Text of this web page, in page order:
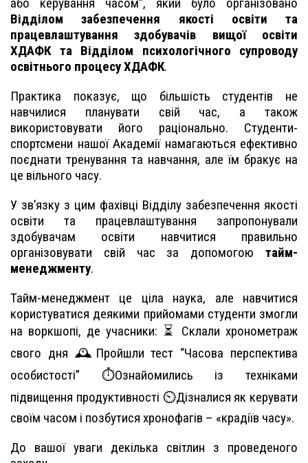
Відділом забезпечення якості освіти та
працевлаштування здобувачів вищої освіти
ХДАФК та Відділом психологічного супроводу
освітнього процесу ХДАФК.
Практика показує, що більшість студентів не
навчилися планувати свій час, а також
використовувати його раціонально. Студенти-
спортсмени нашої Академії намагаються ефективно
поєднати тренування та навчання, але їм бракує на
це вільного часу.
У зв’язку з цим фахівці Відділу забезпечення якості
освіти та працевлаштування запропонували
здобувачам освіти навчитися правильно
організовувати свій час за допомогою тайм-
менеджменту.
Тайм-менеджмент це ціла наука, але навчитися
користуватися деякими прийомами студенти змогли
на воркшопі, де учасники: ⏳ Склали хронометраж
свого дня 🕰Пройшли тест “Часова перспектива
особистості” ⏱Ознайомились із техніками
підвищення продуктивності ⏲Дізналися як керувати
своїм часом і позбутися хронофагів – «крадіїв часу».
До вашої уваги декілька світлин з проведеного